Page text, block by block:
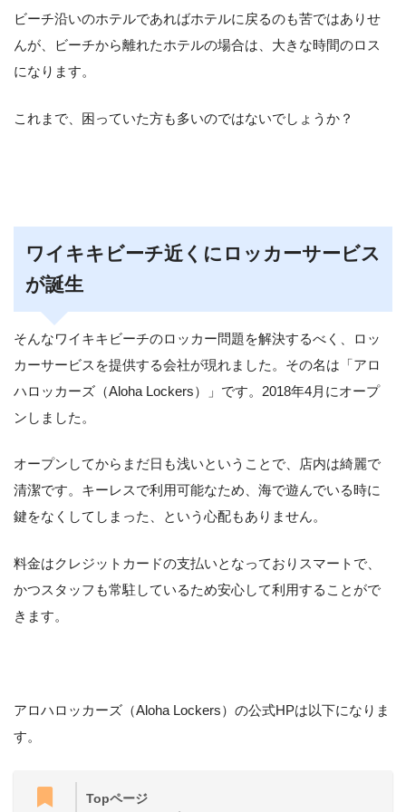
ビーチ沿いのホテルであればホテルに戻るのも苦ではありせ
んが、ビーチから離れたホテルの場合は、大きな時間のロス
になります。
これまで、困っていた方も多いのではないでしょうか？
ワイキキビーチ近くにロッカーサービス
が誕生
そんなワイキキビーチのロッカー問題を解決するべく、ロッ
カーサービスを提供する会社が現れました。その名は「アロ
ハロッカーズ（Aloha Lockers）」です。2018年4月にオープ
ンしました。
オープンしてからまだ日も浅いということで、店内は綺麗で
清潔です。キーレスで利用可能なため、海で遊んでいる時に
鍵をなくしてしまった、という心配もありません。
料金はクレジットカードの支払いとなっておりスマートで、
かつスタッフも常駐しているため安心して利用することがで
きます。
アロハロッカーズ（Aloha Lockers）の公式HPは以下になりま
す。
Topページ